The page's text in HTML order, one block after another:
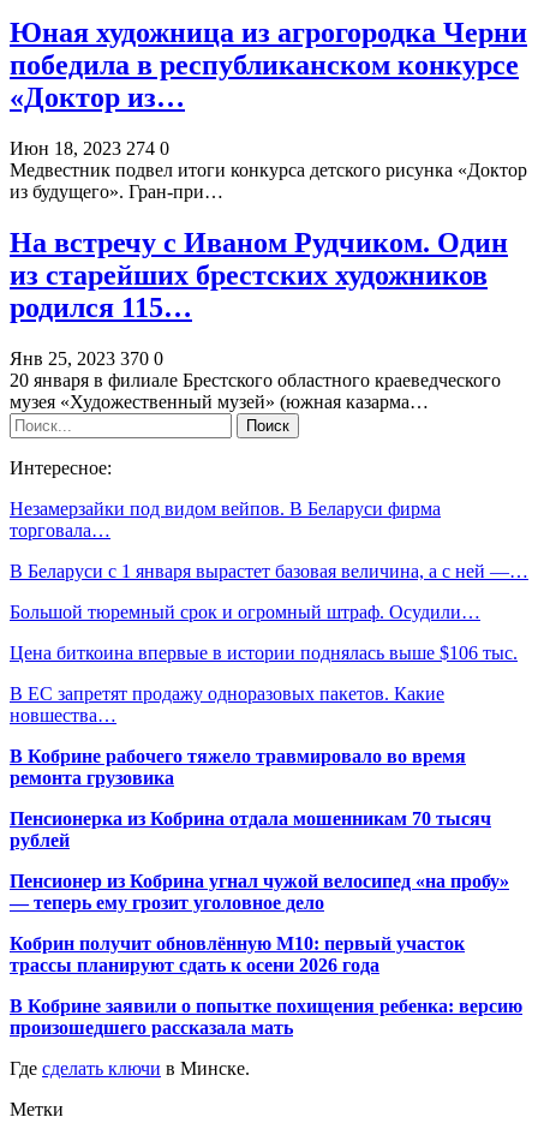
Юная художница из агрогородка Черни
победила в республиканском конкурсе
«Доктор из…
Июн 18, 2023 274 0
Медвестник подвел итоги конкурса детского рисунка «Доктор
из будущего». Гран-при…
На встречу с Иваном Рудчиком. Один
из старейших брестских художников
родился 115…
Янв 25, 2023 370 0
20 января в филиале Брестского областного краеведческого
музея «Художественный музей» (южная казарма…
Интересное:
Незамерзайки под видом вейпов. В Беларуси фирма
торговала…
В Беларуси с 1 января вырастет базовая величина, а с ней —…
Большой тюремный срок и огромный штраф. Осудили…
Цена биткоина впервые в истории поднялась выше $106 тыс.
В ЕС запретят продажу одноразовых пакетов. Какие
новшества…
В Кобрине рабочего тяжело травмировало во время
ремонта грузовика
Пенсионерка из Кобрина отдала мошенникам 70 тысяч
рублей
Пенсионер из Кобрина угнал чужой велосипед «на пробу»
— теперь ему грозит уголовное дело
Кобрин получит обновлённую М10: первый участок
трассы планируют сдать к осени 2026 года
В Кобрине заявили о попытке похищения ребенка: версию
произошедшего рассказала мать
Где сделать ключи в Минске.
Метки